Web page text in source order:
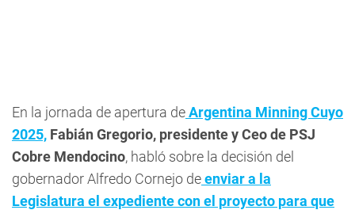
En la jornada de apertura deArgentina Minning Cuyo
2025, Fabián Gregorio, presidente y Ceo de PSJ
Cobre Mendocino, habló sobre la decisión del
gobernador Alfredo Cornejo deenviar a la
Legislatura el expediente con el proyecto para que